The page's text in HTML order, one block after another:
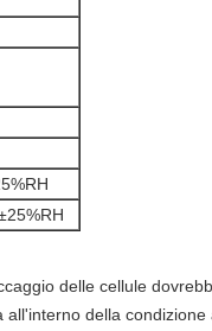
delle cellule
all'interno della